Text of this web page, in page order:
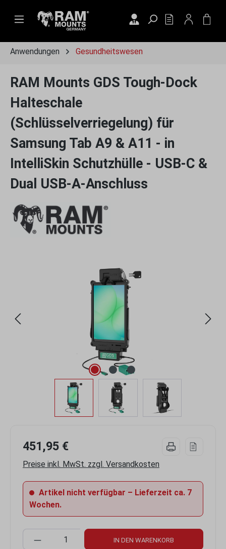
Zum Hauptinhalt springen
DU HAST 0
Anwendungen Gesundheitswesen
RAM Mounts GDS Tough-Dock
Halteschale
(Schlüsselverriegelung) für
Samsung Tab A9 & A11 - in
IntelliSkin Schutzhülle - USB-C &
Dual USB-A-Anschluss
451,95 €
Preise inkl. MwSt. zzgl. Versandkosten
Artikel nicht verfügbar – Lieferzeit ca. 7
Wochen.
Produkt Anzahl: Gib den gewünschten
IN DEN WARENKORB